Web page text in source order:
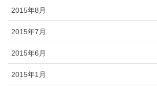
2015年8月
2015年7月
2015年6月
2015年1月